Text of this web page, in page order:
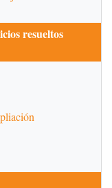
resueltos